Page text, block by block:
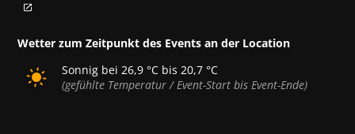
Wetter zum Zeitpunkt des Events an der Location
Sonnig bei 26,9 °C bis 20,7 °C
(gefühlte Temperatur / Event-Start bis Event-Ende)